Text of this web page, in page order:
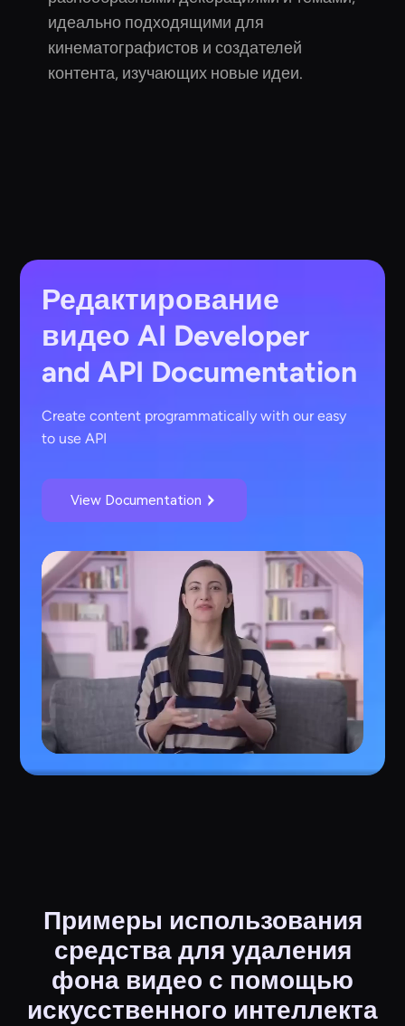
идеально подходящими для
кинематографистов и создателей
контента, изучающих новые идеи.
Редактирование
видео AI Developer
and API Documentation
Create content programmatically with our easy
to use API
View Documentation
Примеры использования
средства для удаления
фона видео с помощью
искусственного интеллекта